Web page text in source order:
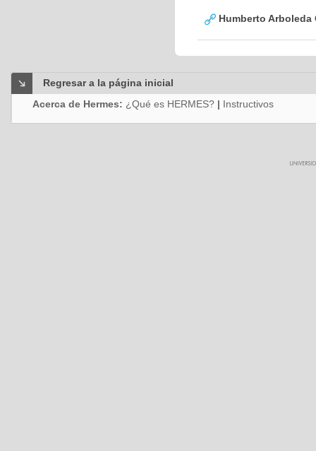
Humberto Arboleda
Regresar a la página inicial
Acerca de Hermes: ¿Qué es HERMES? | Instructivos